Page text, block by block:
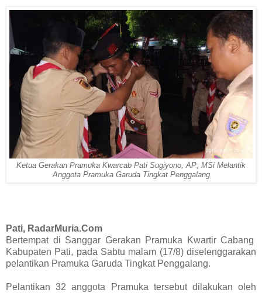
Ketua Gerakan Pramuka Kwarcab Pati Sugiyono, AP; MSi Melantik
Anggota Pramuka Garuda Tingkat Penggalang
Pati, RadarMuria.Com
Bertempat di Sanggar Gerakan Pramuka Kwartir Cabang
Kabupaten Pati, pada Sabtu malam (17/8) diselenggarakan
pelantikan Pramuka Garuda Tingkat Penggalang.
Pelantikan 32 anggota Pramuka tersebut dilakukan oleh